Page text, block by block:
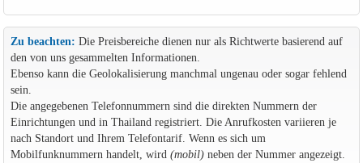
Zu beachten: Die Preisbereiche dienen nur als Richtwerte basierend auf
den von uns gesammelten Informationen.
Ebenso kann die Geolokalisierung manchmal ungenau oder sogar fehlend
sein.
Die angegebenen Telefonnummern sind die direkten Nummern der
Einrichtungen und in Thailand registriert. Die Anrufkosten variieren je
nach Standort und Ihrem Telefontarif. Wenn es sich um
Mobilfunknummern handelt, wird (mobil)neben der Nummer angezeigt.